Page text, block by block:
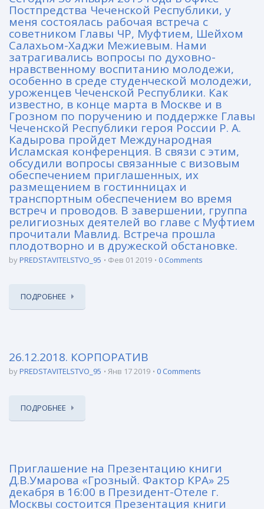
Постпредства Чеченской Республики, у
меня состоялась рабочая встреча с
советником Главы ЧР, Муфтием, Шейхом
Салахьом-Хаджи Межиевым. Нами
затрагивались вопросы по духовно-
нравственному воспитанию молодежи,
особенно в среде студенческой молодежи,
уроженцев Чеченской Республики. Как
известно, в конце марта в Москве и в
Грозном по поручению и поддержке Главы
Чеченской Республики героя России Р. А.
Кадырова пройдет Международная
Исламская конференция. В связи с этим,
обсудили вопросы связанные с визовым
обеспечением приглашенных, их
размещением в гостинницах и
транспортным обеспечением во время
встреч и проводов. В завершении, группа
религиозных деятелей во главе с Муфтием
прочитали Мавлид. Встреча прошла
плодотворно и в дружеской обстановке.
byPREDSTAVITELSTVO_95 Фев 01 2019 0 Comments
ПОДРОБНЕЕ
26.12.2018. КОРПОРАТИВ
byPREDSTAVITELSTVO_95 Янв 17 2019 0 Comments
ПОДРОБНЕЕ
Приглашение на Презентацию книги
Д.В.Умарова «Грозный. Фактор КРА» 25
декабря в 16:00 в Президент-Отеле г.
Москвы состоится Презентация книги